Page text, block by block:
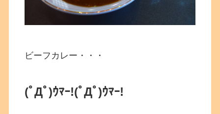
ビーフカレー・・・
(ﾟДﾟ)ｳﾏｰ!(ﾟДﾟ)ｳﾏｰ!